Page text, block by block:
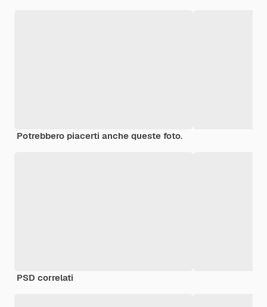
Potrebbero piacerti anche queste foto.
PSD correlati